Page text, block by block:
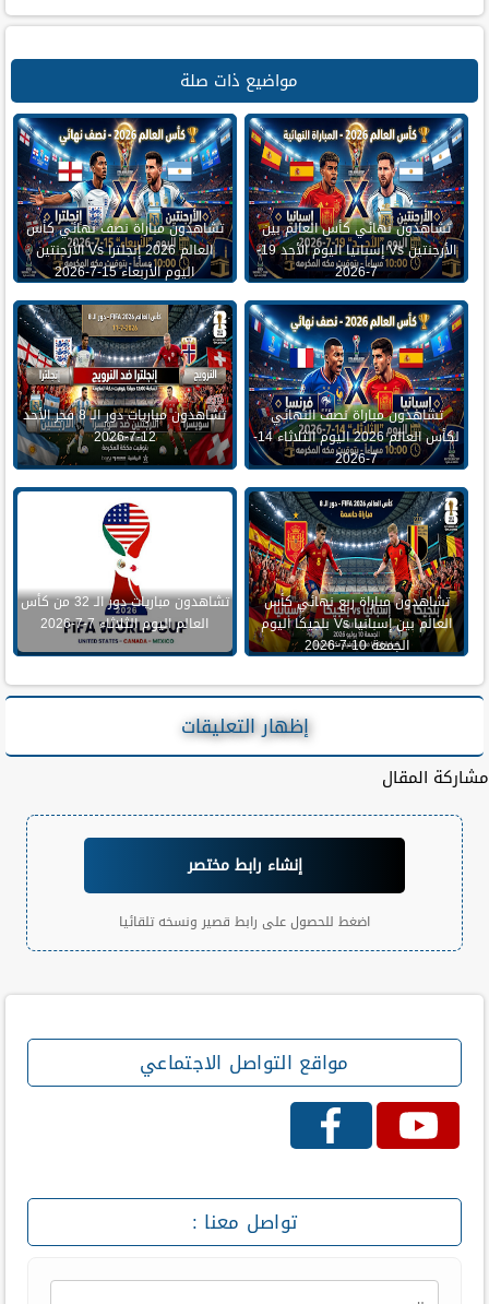
مواضيع ذات صلة
تشاهدون نهائي كأس العالم بين
الأرجنتين Vs إسبانيا اليوم الأحد 19-
7-2026
تشاهدون مباراة نصف نهائي كأس
العالم 2026 إنجلترا Vs الأرجنتين
اليوم الأربعاء 15-7-2026
تشاهدون مباراة نصف النهائي
لكأس العالم 2026 اليوم الثلاثاء 14-
7-2026
تشاهدون مباريات دور الـ 8 فجر الأحد
12-7-2026
تشاهدون مباراة ربع نهائي كأس
العالم بين إسبانيا Vs بلجيكا اليوم
الجمعة 10-7-2026
تشاهدون مباريات دور الـ 32 من كأس
العالم اليوم الثلاثاء 7-7-2026
إظهار التعليقات
مشاركة المقال
إنشاء رابط مختصر
اضغط للحصول على رابط قصير ونسخه تلقائيا
مواقع التواصل الاجتماعي
تواصل معنا :